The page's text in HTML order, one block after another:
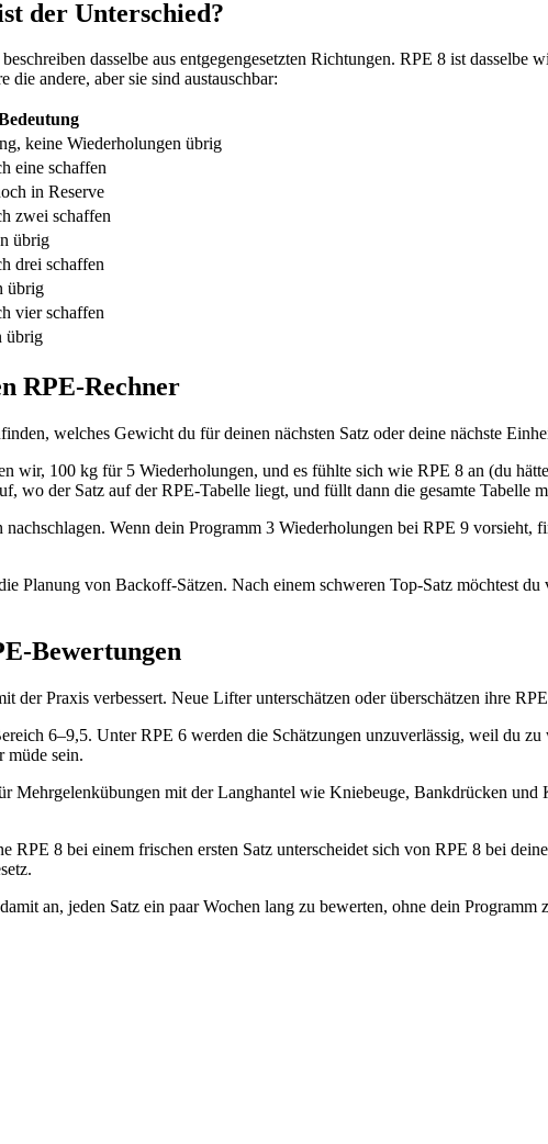
der Unterschied?
dasselbe aus entgegengesetzten Richtungen. RPE 8 ist
die andere, aber sie sind austauschbar:
keine Wiederholungen übrig
eine schaffen
in Reserve
zwei schaffen
übrig
drei schaffen
übrig
vier schaffen
übrig
RPE-Rechner
welches Gewicht du für deinen nächsten Satz oder deine nächste
wir, 100 kg für 5 Wiederholungen, und es fühlte sich wie RPE 8 an (du
wo der Satz auf der RPE-Tabelle liegt, und füllt dann die gesamte Tabelle
Wenn dein Programm 3 Wiederholungen bei RPE 9
Planung von Backoff-Sätzen. Nach einem schweren Top-Satz möchtest
Bewertungen
der Praxis verbessert. Neue Lifter unterschätzen oder überschätzen ihre
6–9,5. Unter RPE 6 werden die Schätzungen unzuverlässig, weil du
müde sein.
Mehrgelenkübungen mit der Langhantel wie Kniebeuge, Bankdrücken
RPE 8 bei einem frischen ersten Satz unterscheidet sich von RPE 8 bei
an, jeden Satz ein paar Wochen lang zu bewerten, ohne dein